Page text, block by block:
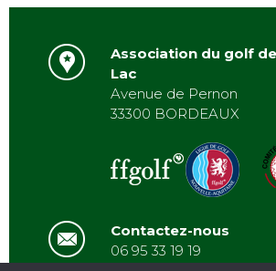
Association du golf
Lac
Avenue de Pernon
33300 BORDEAUX
Contactez-nous
06 95 33 19 19